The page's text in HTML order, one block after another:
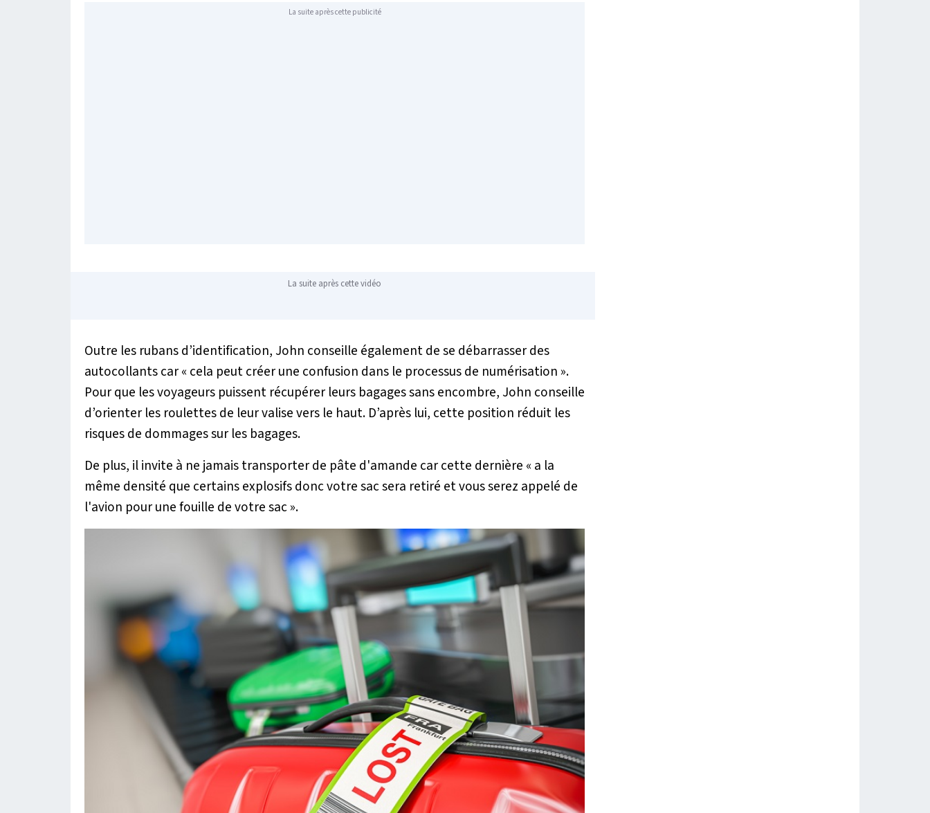
La suite après cette publicité
La suite après cette vidéo
Outre les rubans d’identification, John conseille également de se débarrasser des
autocollants car « cela peut créer une confusion dans le processus de numérisation ».
Pour que les voyageurs puissent récupérer leurs bagages sans encombre, John conseille
d’orienter les roulettes de leur valise vers le haut. D’après lui, cette position réduit les
risques de dommages sur les bagages.
De plus, il invite à ne jamais transporter de pâte d'amande car cette dernière « a la
même densité que certains explosifs donc votre sac sera retiré et vous serez appelé de
l'avion pour une fouille de votre sac».